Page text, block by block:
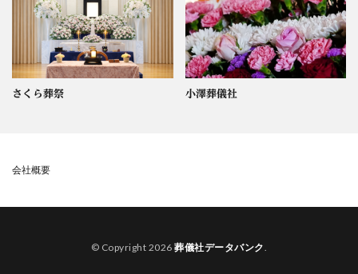
さくら葬祭 小澤葬儀社
会社概要
© Copyright 2026葬儀社データバンク.